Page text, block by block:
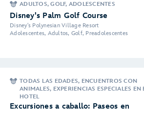
ADULTOS, GOLF, ADOLESCENTES
Disney's Palm Golf Course
Disney's Polynesian Village Resort
Adolescentes, Adultos, Golf, Preadolescentes
TODAS LAS EDADES, ENCUENTROS CON
ANIMALES, EXPERIENCIAS ESPECIALES EN
HOTEL
Excursiones a caballo: Paseos en